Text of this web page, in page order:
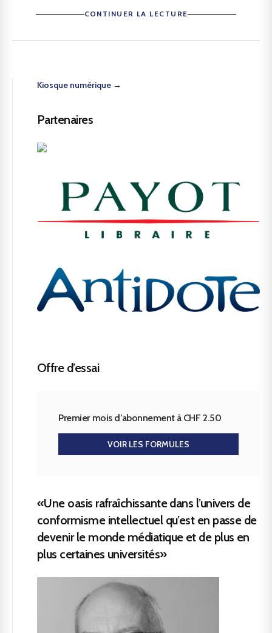
CONTINUER LA LECTURE
Kiosque numérique →
Partenaires
Offre d’essai
Premier mois d’abonnement à CHF 2.50
VOIR LES FORMULES
«Une oasis rafraîchissante dans l’univers de
conformisme intellectuel qu’est en passe de
devenir le monde médiatique et de plus en
plus certaines universités»